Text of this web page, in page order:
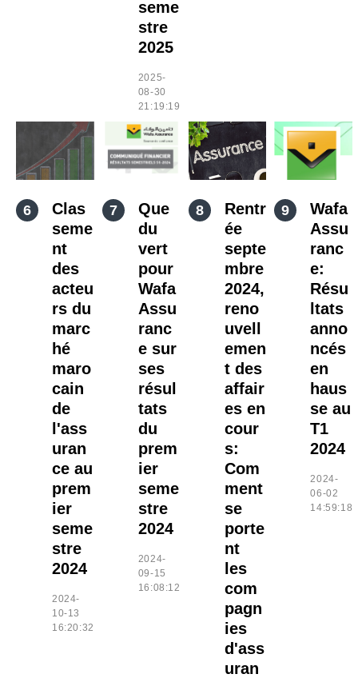
seme
stre
2025
2025-
08-30
21:19:19
Clas
seme
nt
des
acteu
rs du
marc
hé
maro
cain
de
l'ass
uran
ce au
prem
ier
seme
stre
2024
2024-
10-13
16:20:32
Que
du
vert
pour
Wafa
Assu
ranc
e sur
ses
résul
tats
du
prem
ier
seme
stre
2024
2024-
09-15
16:08:12
Rentr
ée
septe
mbre
2024,
reno
uvell
emen
t des
affair
es en
cour
s:
Com
ment
se
porte
nt
les
com
pagn
ies
d'ass
uran
Wafa
Assu
ranc
e:
Résu
ltats
anno
ncés
en
haus
se au
T1
2024
2024-
06-02
14:59:18